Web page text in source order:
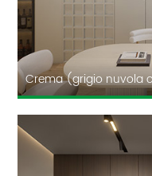
Crema (grigio nuvola